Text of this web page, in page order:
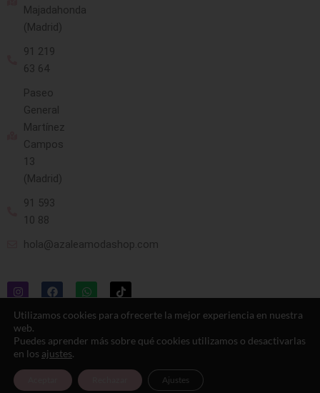
Majadahonda
(Madrid)
91 219
63 64
Paseo
General
Martínez
Campos
13
(Madrid)
91 593
10 88
hola@azaleamodashop.com
© 2025, azaleamodashop. Todos los
derechos reservados.
Utilizamos cookies para ofrecerte la mejor experiencia en nuestra
web.
Puedes aprender más sobre qué cookies utilizamos o desactivarlas
en los ajustes.
Ajustes